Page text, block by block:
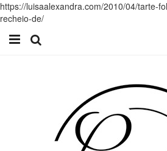
https://luisaalexandra.com/2010/04/tarte-
recheio-de/